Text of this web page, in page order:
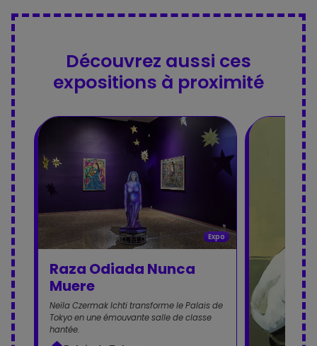
Découvrez aussi ces
expositions à proximité
Expo
Raza Odiada Nunca
Muere
Neïla Czermak Ichti transforme le Palais de
Tokyo en une émouvante salle de classe
hantée.